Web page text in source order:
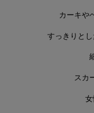
カーキや
すっきりとし
スカ